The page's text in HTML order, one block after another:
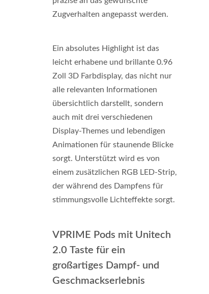
Zugverhalten angepasst werden.
Ein absolutes Highlight ist das
leicht erhabene und brillante 0.96
Zoll 3D Farbdisplay, das nicht nur
alle relevanten Informationen
übersichtlich darstellt, sondern
auch mit drei verschiedenen
Display-Themes und lebendigen
Animationen für staunende Blicke
sorgt. Unterstützt wird es von
einem zusätzlichen RGB LED-Strip,
der während des Dampfens für
stimmungsvolle Lichteffekte sorgt.
VPRIME Pods mit Unitech
2.0 Taste für ein
großartiges Dampf- und
Geschmackserlebnis